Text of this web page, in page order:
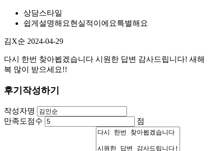
상담스타일
쉽게설명해요현실적이에요특별해요
김X순 2024-04-29
다시 한번 찾아뵙겠습니다 시원한 답변 감사드립니다! 새해
복 많이 받으세요!!
후기작성하기
작성자명
만족도점수
점